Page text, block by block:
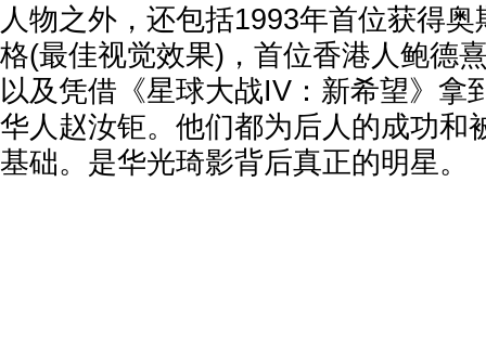
人物之外，还包括1993年首位获得
格(最佳视觉效果)，首位香港人鲍德
以及凭借《星球大战IV：新希望》拿
华人赵汝钜。他们都为后人的成功和
基础。是华光琦影背后真正的明星。